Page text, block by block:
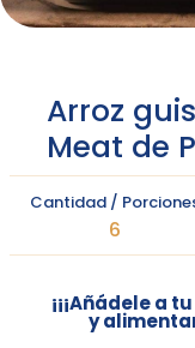
Arroz
Meat de
Cantidad /
6
¡¡¡Añádele a
y